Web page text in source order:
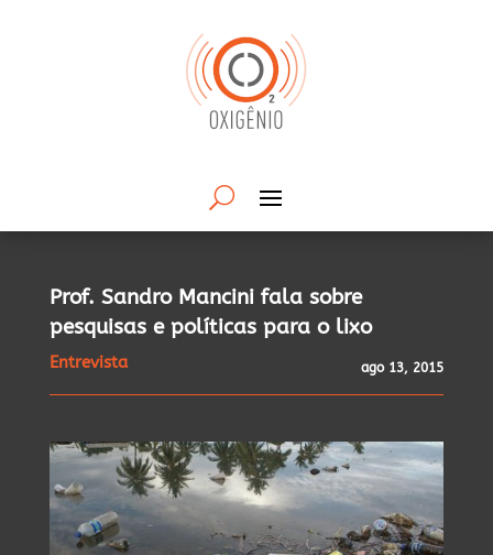
Prof. Sandro Mancini fala sobre
pesquisas e políticas para o lixo
Entrevista ago 13, 2015